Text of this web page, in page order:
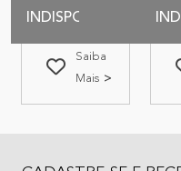
INDISPONIVEL
Saiba
Mais